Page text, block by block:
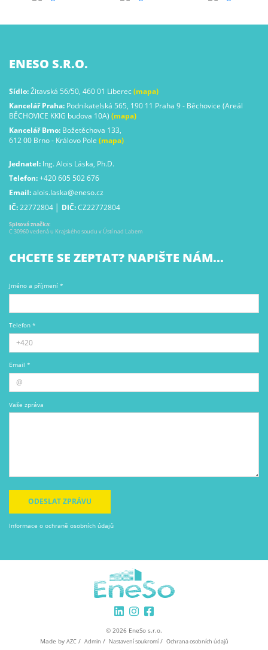
ENESO S.R.O.
Sídlo: Žitavská 56/50, 460 01 Liberec (mapa)
Kancelář Praha: Podnikatelská 565, 190 11 Praha 9 - Běchovice (Areál
BĚCHOVICE KKIG budova 10A) (mapa)
Kancelář Brno: Božetěchova 133,
612 00 Brno - Královo Pole (mapa)
Jednatel: Ing. Alois Láska, Ph.D.
Telefon: +420 605 502 676
Email: alois.laska@eneso.cz
IČ: 22772804 │ DIČ: CZ22772804
Spisová značka:
C 30960 vedená u Krajského soudu v Ústí nad Labem
CHCETE SE ZEPTAT? NAPIŠTE NÁM...
Jméno a příjmení *
Telefon *
Email *
Vaše zpráva
ODESLAT ZPRÁVU
Informace o ochraně osobních údajů
© 2026 EneSo s.r.o.
Made by AZC/ Admin / Nastavení soukromí/ Ochrana osobních údajů